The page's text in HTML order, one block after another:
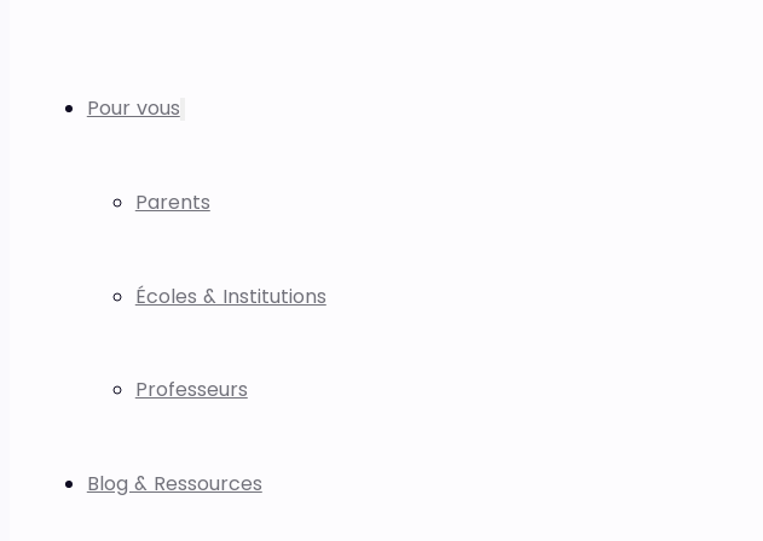
Pour vous
Parents
Écoles & Institutions
Professeurs
Blog & Ressources